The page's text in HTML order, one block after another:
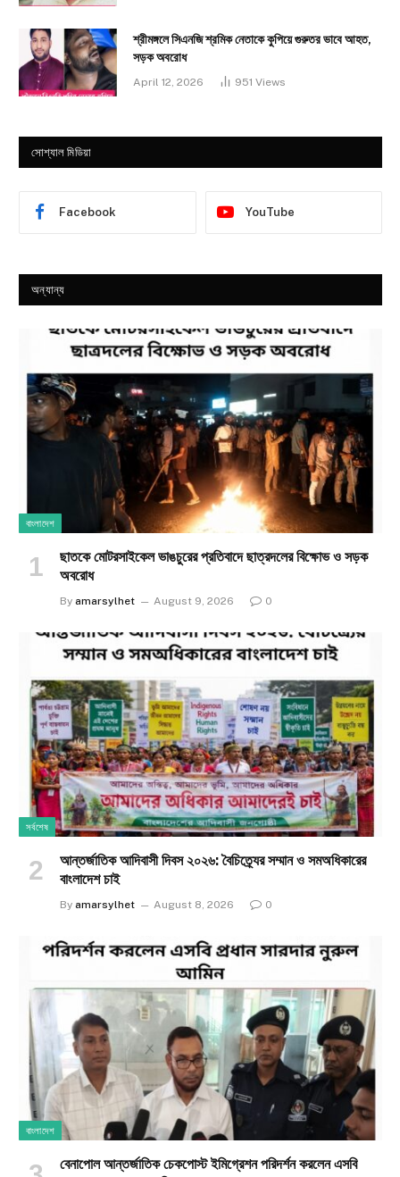
শ্রীমঙ্গলে সিএনজি শ্রমিক নেতাকে কুপিয়ে গুরুতর ভাবে আহত,
সড়ক অবরোধ
April 12, 2026 951 Views
সোশ্যাল মিডিয়া
Facebook YouTube
অন্যান্য
বাংলাদেশ
ছাতকে মোটরসাইকেল ভাঙচুরের প্রতিবাদে ছাত্রদলের বিক্ষোভ ও সড়ক
অবরোধ
By amarsylhet August 9, 2026 0
সর্বশেষ
আন্তর্জাতিক আদিবাসী দিবস ২০২৬: বৈচিত্র্যের সম্মান ও সমঅধিকারের
বাংলাদেশ চাই
By amarsylhet August 8, 2026 0
বাংলাদেশ
বেনাপোল আন্তর্জাতিক চেকপোস্ট ইমিগ্রেশন পরিদর্শন করলেন এসবি